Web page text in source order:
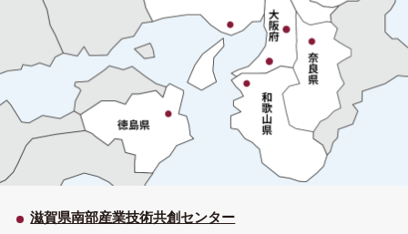
滋賀県南部産業技術共創センター